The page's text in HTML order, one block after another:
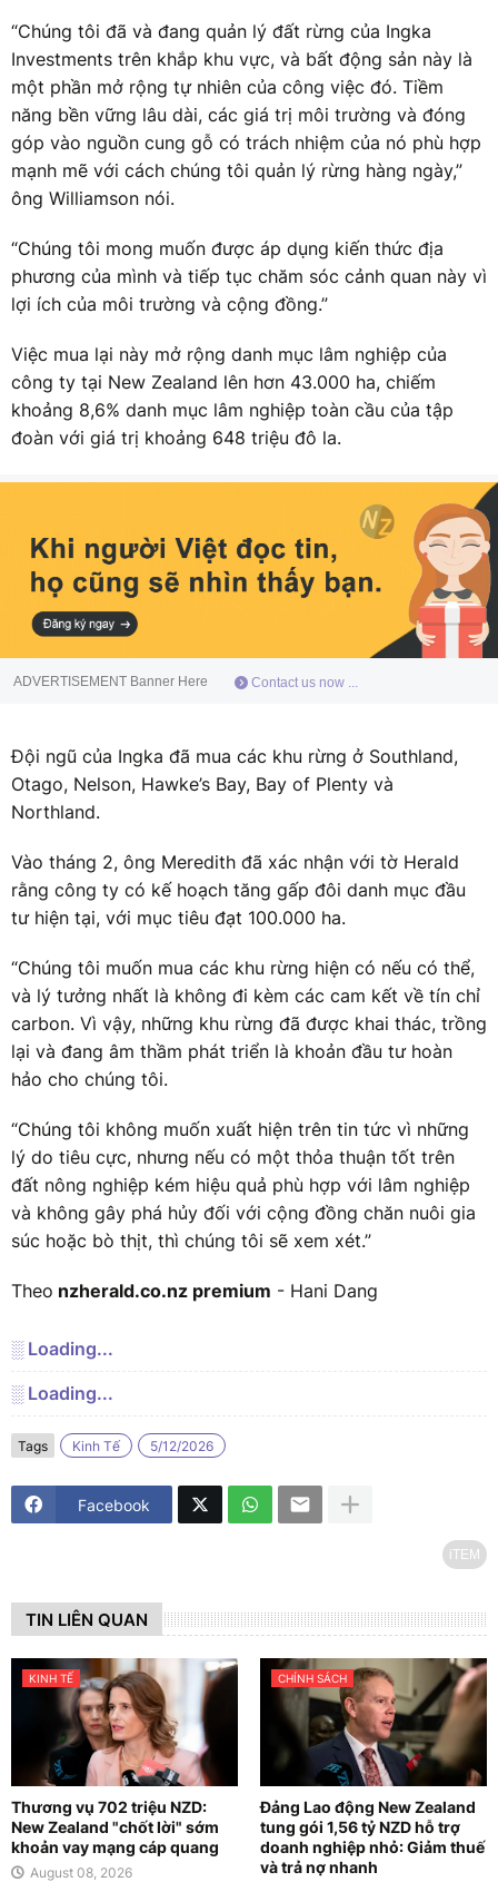
“Chúng tôi đã và đang quản lý đất rừng của Ingka
Investments trên khắp khu vực, và bất động sản này là
một phần mở rộng tự nhiên của công việc đó. Tiềm
năng bền vững lâu dài, các giá trị môi trường và đóng
góp vào nguồn cung gỗ có trách nhiệm của nó phù hợp
mạnh mẽ với cách chúng tôi quản lý rừng hàng ngày,”
ông Williamson nói.
“Chúng tôi mong muốn được áp dụng kiến thức địa
phương của mình và tiếp tục chăm sóc cảnh quan này vì
lợi ích của môi trường và cộng đồng.”
Việc mua lại này mở rộng danh mục lâm nghiệp của
công ty tại New Zealand lên hơn 43.000 ha, chiếm
khoảng 8,6% danh mục lâm nghiệp toàn cầu của tập
đoàn với giá trị khoảng 648 triệu đô la.
ADVERTISEMENT Banner Here Contact us now ...
Đội ngũ của Ingka đã mua các khu rừng ở Southland,
Otago, Nelson, Hawke’s Bay, Bay of Plenty và
Northland.
Vào tháng 2, ông Meredith đã xác nhận với tờ Herald
rằng công ty có kế hoạch tăng gấp đôi danh mục đầu
tư hiện tại, với mục tiêu đạt 100.000 ha.
“Chúng tôi muốn mua các khu rừng hiện có nếu có thể,
và lý tưởng nhất là không đi kèm các cam kết về tín chỉ
carbon. Vì vậy, những khu rừng đã được khai thác, trồng
lại và đang âm thầm phát triển là khoản đầu tư hoàn
hảo cho chúng tôi.
“Chúng tôi không muốn xuất hiện trên tin tức vì những
lý do tiêu cực, nhưng nếu có một thỏa thuận tốt trên
đất nông nghiệp kém hiệu quả phù hợp với lâm nghiệp
và không gây phá hủy đối với cộng đồng chăn nuôi gia
súc hoặc bò thịt, thì chúng tôi sẽ xem xét.”
Theo nzherald.co.nz premium - Hani Dang
░ Loading...
░ Loading...
Tags Kinh Tế 5/12/2026
Facebook
iTEM
TIN LIÊN QUAN
KINH TẾ
Thương vụ 702 triệu NZD:
New Zealand "chốt lời" sớm
khoản vay mạng cáp quang
August 08, 2026
CHÍNH SÁCH
Đảng Lao động New Zealand
tung gói 1,56 tỷ NZD hỗ trợ
doanh nghiệp nhỏ: Giảm thuế
và trả nợ nhanh